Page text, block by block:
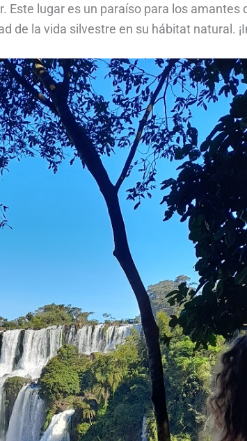
Este lugar es un paraíso para los amantes
de la vida silvestre en su hábitat natural.